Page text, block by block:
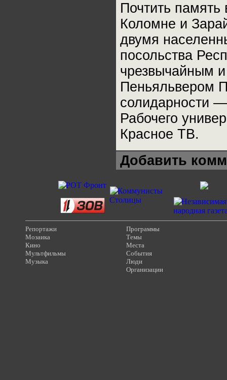
Почтить
Коломне и
двумя
посольства
чрезвычайным
Пеньяльвером
солидарности
Рабочего
Красное ТВ.
Добавить
Репортажи
Мозаика
Кино
Мультфильмы
Музыка
Программы
Темы
Места
События
Люди
Организации